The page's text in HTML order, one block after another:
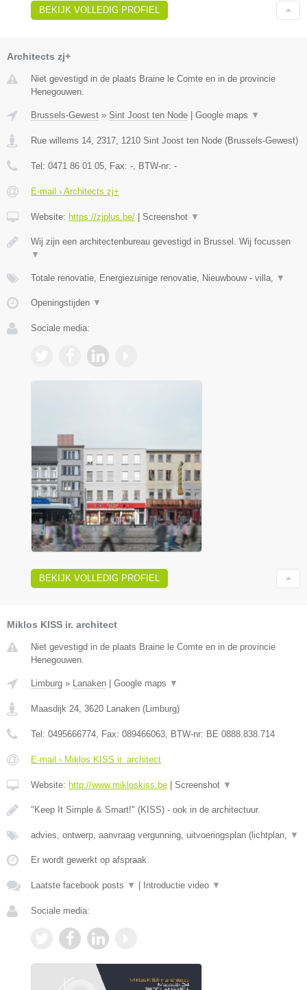
BEKIJK VOLLEDIG PROFIEL
Architects zj+
Niet gevestigd in de plaats Braine le Comte en in de provincie
Henegouwen.
Brussels-Gewest » Sint Joost ten Node | Google maps ▼
Rue willems 14, 2317 1210 Sint Joost ten Node (Brussels-Gewest)
Tel: 0471 86 01 05 , Fax: - , BTW-nr: -
E-mail › Architects zj+
Website: https://zjplus.be/ | Screenshot ▼
Wij zijn een architectenbureau gevestigd in Brussel. Wij focussen
▼
Totale renovatie, Energiezuinige renovatie, Nieuwbouw - villa, ▼
Openingstijden ▼
Sociale media:
BEKIJK VOLLEDIG PROFIEL
Miklos KISS ir. architect
Niet gevestigd in de plaats Braine le Comte en in de provincie
Henegouwen.
Limburg » Lanaken | Google maps ▼
Maasdijk 24 3620 Lanaken (Limburg)
Tel: 0495666774 , Fax: 089466063 , BTW-nr: BE 0888.838.714
E-mail › Miklos KISS ir. architect
Website: http://www.mikloskiss.be | Screenshot ▼
"Keep It Simple & Smart!" (KISS) - ook in de architectuur.
advies, ontwerp, aanvraag vergunning, uitvoeringsplan (lichtplan, ▼
Er wordt gewerkt op afspraak.
Laatste facebook posts ▼ | Introductie video ▼
Sociale media: